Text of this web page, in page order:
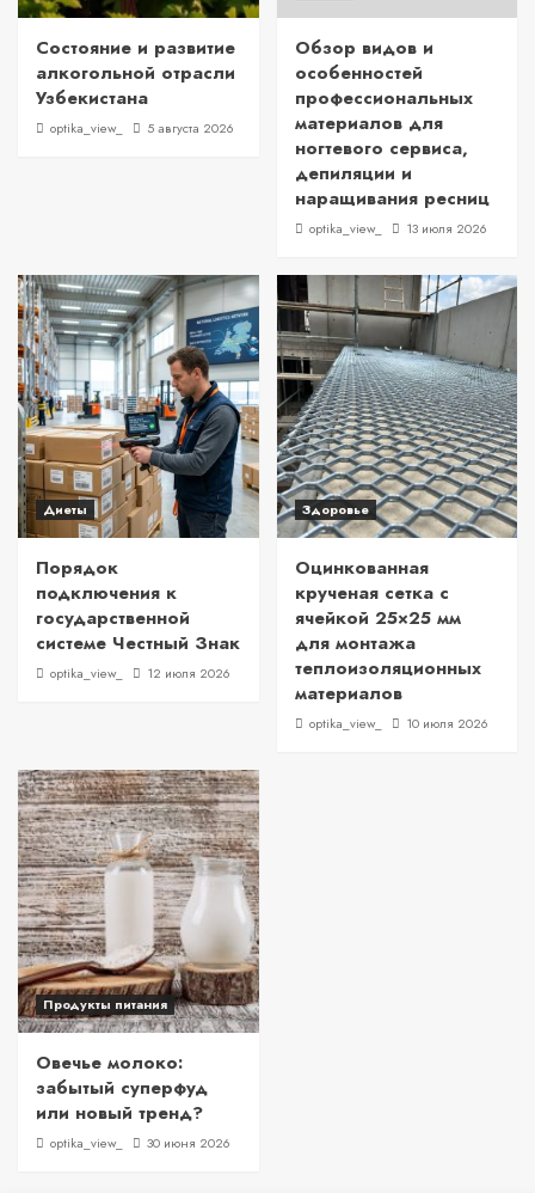
Состояние и развитие
алкогольной отрасли
Узбекистана
optika_view_ 5 августа 2026
Обзор видов и
особенностей
профессиональных
материалов для
ногтевого сервиса,
депиляции и
наращивания ресниц
optika_view_ 13 июля 2026
Диеты
Порядок
подключения к
государственной
системе Честный Знак
optika_view_ 12 июля 2026
Здоровье
Оцинкованная
крученая сетка с
ячейкой 25×25 мм
для монтажа
теплоизоляционных
материалов
optika_view_ 10 июля 2026
Продукты питания
Овечье молоко:
забытый суперфуд
или новый тренд?
optika_view_ 30 июня 2026